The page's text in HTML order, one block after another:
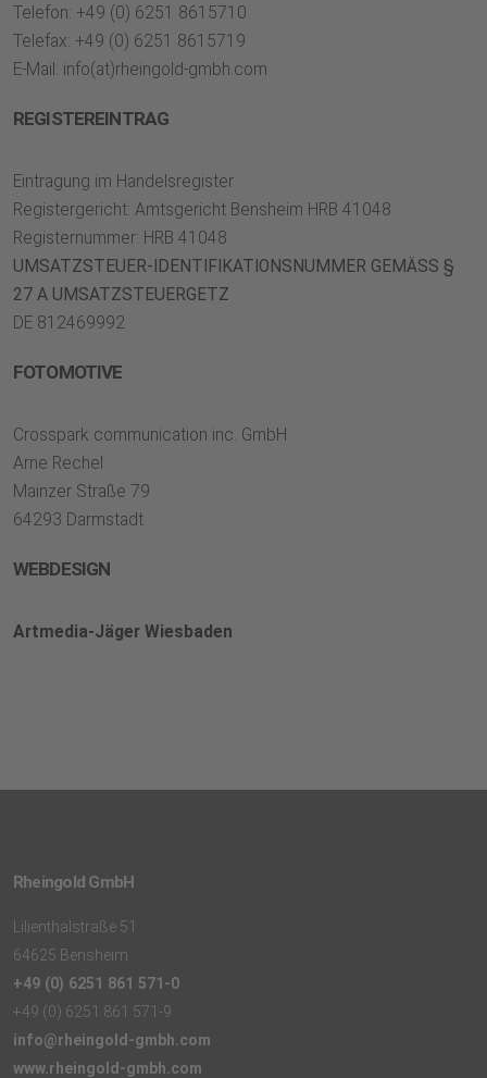
Telefon: +49 (0) 6251 8615710
Telefax: +49 (0) 6251 8615719
E-Mail: info(at)rheingold-gmbh.com
REGISTEREINTRAG
Eintragung im Handelsregister
Registergericht: Amtsgericht Bensheim HRB 41048
Registernummer: HRB 41048
UMSATZSTEUER-IDENTIFIKATIONSNUMMER GEMÄSS §
27 A UMSATZSTEUERGETZ
DE 812469992
FOTOMOTIVE
Crosspark communication inc. GmbH
Arne Rechel
Mainzer Straße 79
64293 Darmstadt
WEBDESIGN
Artmedia-Jäger Wiesbaden
Rheingold GmbH
Lilienthalstraße 51
64625 Bensheim
+49 (0) 6251 861 571-0
+49 (0) 6251 861 571-9
info@rheingold-gmbh.com
www.rheingold-gmbh.com